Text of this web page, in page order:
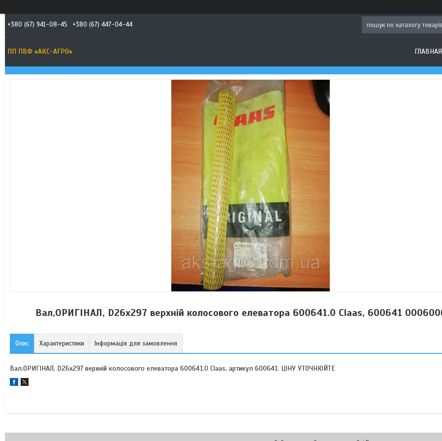
+380 (67) 941-08-45 +380 (67) 447-04-44
ПП ПВФ «АКС-АГРО» ГЛАВНАЯ
Вал,ОРИГІНАЛ, D26х297 верхній колосового елеватора 600641.0 Claas, 600641
Опис Характеристики Інформація для замовлення
Вал,ОРИГІНАЛ, D26х297 верхній колосового елеватора 600641.0 Claas, артикул 600641. ЦІНУ УТОЧНЮЙТЕ